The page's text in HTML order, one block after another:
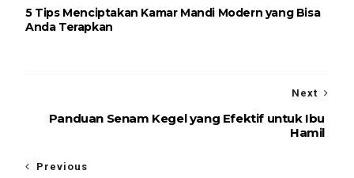
5 Tips Menciptakan Kamar Mandi Modern yang Bisa
Anda Terapkan
Next
Panduan Senam Kegel yang Efektif untuk Ibu
Hamil
Previous